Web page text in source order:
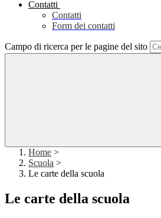
Contatti
Contatti
Form dei contatti
Campo di ricerca per le pagine del sito
Home >
Scuola >
Le carte della scuola
Le carte della scuola